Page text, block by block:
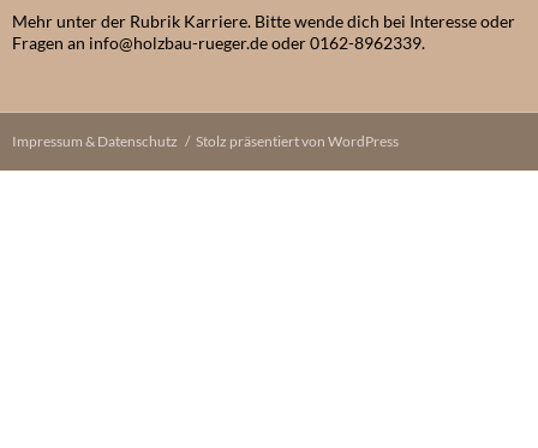
Mehr unter der Rubrik Karriere. Bitte wende dich bei Interesse oder
Fragen an info@holzbau-rueger.de oder 0162-8962339.
Impressum & Datenschutz Stolz präsentiert von WordPress